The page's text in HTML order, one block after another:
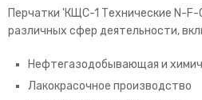
Перчатки 'КЩС-1 Технические N-
различных сфер деятельности,
Нефтегазодобывающая и
Лакокрасочное производство